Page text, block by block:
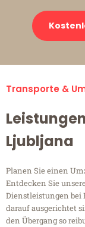
Transporte &
Ljubljana
Planen Sie einen
Entdecken Sie
Dienstleistungen bei
darauf ausgerichtet
den Übergang so